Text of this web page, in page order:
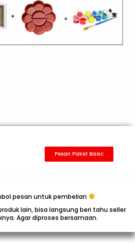
Pesan Paket Basic
pesan untuk pembelian
lain, bisa langsung beri tahu seller
Agar diproses bersamaan.